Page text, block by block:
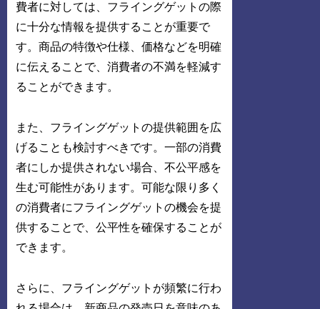
費者に対しては、フライングゲットの際
に十分な情報を提供することが重要で
す。商品の特徴や仕様、価格などを明確
に伝えることで、消費者の不満を軽減す
ることができます。
また、フライングゲットの提供範囲を広
げることも検討すべきです。一部の消費
者にしか提供されない場合、不公平感を
生む可能性があります。可能な限り多く
の消費者にフライングゲットの機会を提
供することで、公平性を確保することが
できます。
さらに、フライングゲットが頻繁に行わ